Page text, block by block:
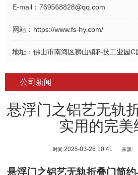
E-mail： 769568828@qq.com
网站： https://www.fs-hy.com/
地址： 佛山市南海区狮山镇科技工业园C
公司新闻
悬浮门之铝艺无轨
实用的完美
时间:2025-03-26 10:41 来源:
悬浮门 之铝艺无轨折叠门简